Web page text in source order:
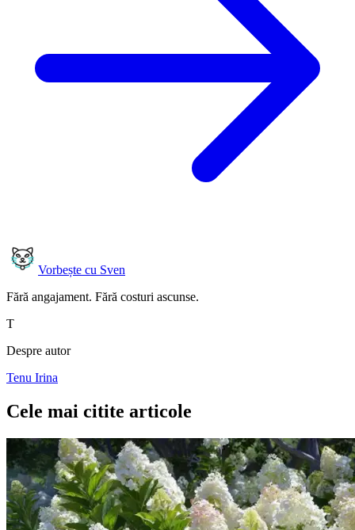
Vorbește cu Sven
Fără angajament. Fără costuri ascunse.
T
Despre autor
Tenu Irina
Cele mai citite articole